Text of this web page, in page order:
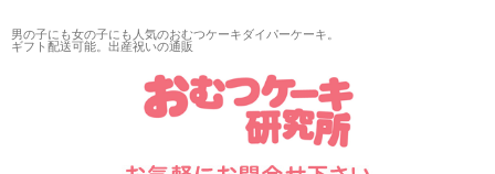
男の子にも女の子にも人気のおむつケーキダイパーケーキ。
ギフト配送可能。出産祝いの通販